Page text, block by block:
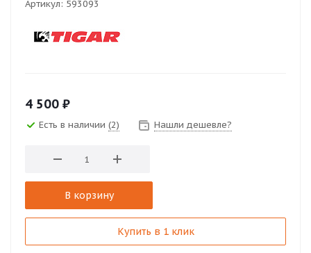
Артикул: 593093
4 500 ₽
Есть в наличии (2) Нашли дешевле?
В корзину
Купить в 1 клик